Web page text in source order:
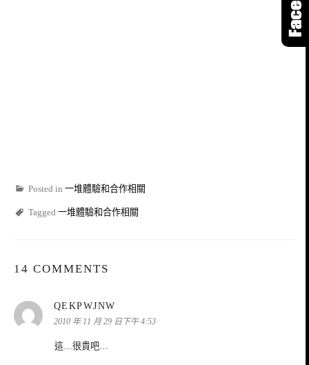
Posted in 一堆體驗和合作相關
Tagged 一堆體驗和合作相關
14 COMMENTS
QEKPWJNW
示:
2010 年 11 月 29 日下午 4:53
這…很貴吧…